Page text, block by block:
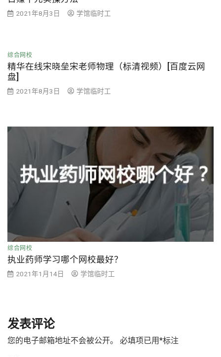
2021年8月3日 学馆临时工
综合网校
精华在线宋晓垒宋老师物理（标清视频）[百度云网
盘]
2021年8月3日 学馆临时工
综合网校
执业药师学习哪个网校最好？
2021年1月14日 学馆临时工
发表评论
您的电子邮箱地址不会被公开。 必填项已用*标注